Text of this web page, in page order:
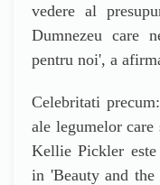
vedere al
Dumnezeu care
pentru noi', a
Celebritati precum:
ale legumelor care
Kellie Pickler
in 'Beauty and the